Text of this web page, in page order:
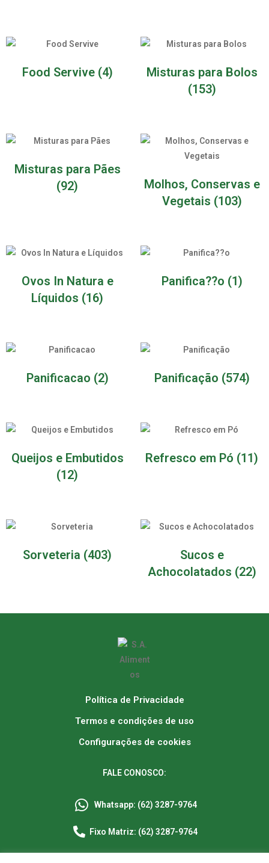
Food Servive (4)
Misturas para Bolos
(153)
Misturas para Pães
(92)
Molhos, Conservas e
Vegetais (103)
Ovos In Natura e
Líquidos (16)
Panifica??o (1)
Panificacao (2) Panificação (574)
Queijos e Embutidos
(12)
Refresco em Pó (11)
Sorveteria (403)
Sucos e
Achocolatados (22)
Política de Privacidade
Termos e condições de uso
Configurações de cookies
FALE CONOSCO:
Whatsapp: (62) 3287-9764
Fixo Matriz: (62) 3287-9764